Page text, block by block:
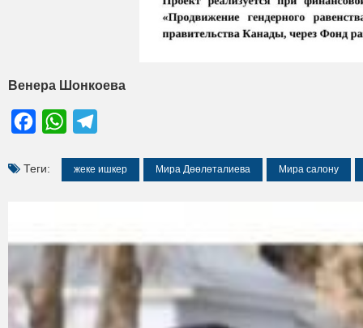
Венера Шонкоева
FacebookWhatsApp
Теги: жеке ишкер Мира Дөөлөталиева Мира салону